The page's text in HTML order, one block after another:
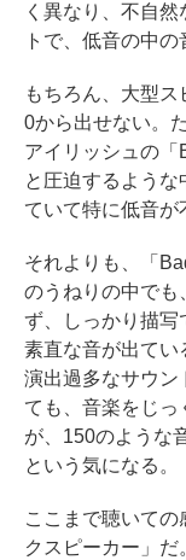
く異なり、不自
トで、低音の中
もちろん、大型
0から出せない。
アイリッシュの「
と圧迫するよう
ていて特に低音が
それよりも、「
のうねりの中でも
ず、しっかり描写
素直な音が出てい
演出過多なサウン
ても、音楽をじっ
が、150のような
という気になる。
ここまで聴いて
クスピーカー」